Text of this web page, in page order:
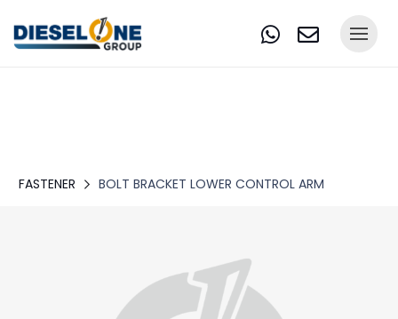
FASTENER BOLT BRACKET LOWER CONTROL ARM